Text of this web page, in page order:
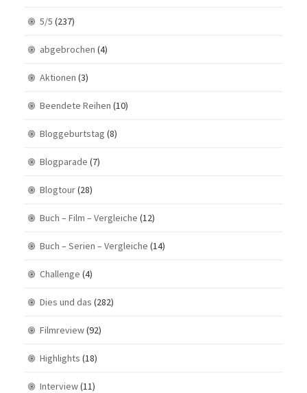
5/5 (237)
abgebrochen (4)
Aktionen (3)
Beendete Reihen (10)
Bloggeburtstag (8)
Blogparade (7)
Blogtour(28)
Buch – Film – Vergleiche (12)
Buch – Serien – Vergleiche (14)
Challenge (4)
Dies und das (282)
Filmreview(92)
Highlights (18)
Interview(11)